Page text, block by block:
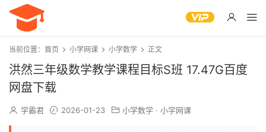
当前位置： 首页 小学网课 小学数学 正文
洪然三年级数学教学课程目标S班 17.47G百度
网盘下载
学霸君 2026-01-23 小学数学 · 小学网课